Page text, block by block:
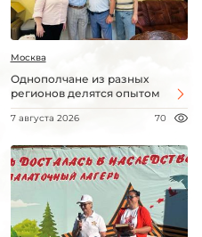
Москва
Однополчане из разных
регионов делятся опытом
7 августа 2026 70